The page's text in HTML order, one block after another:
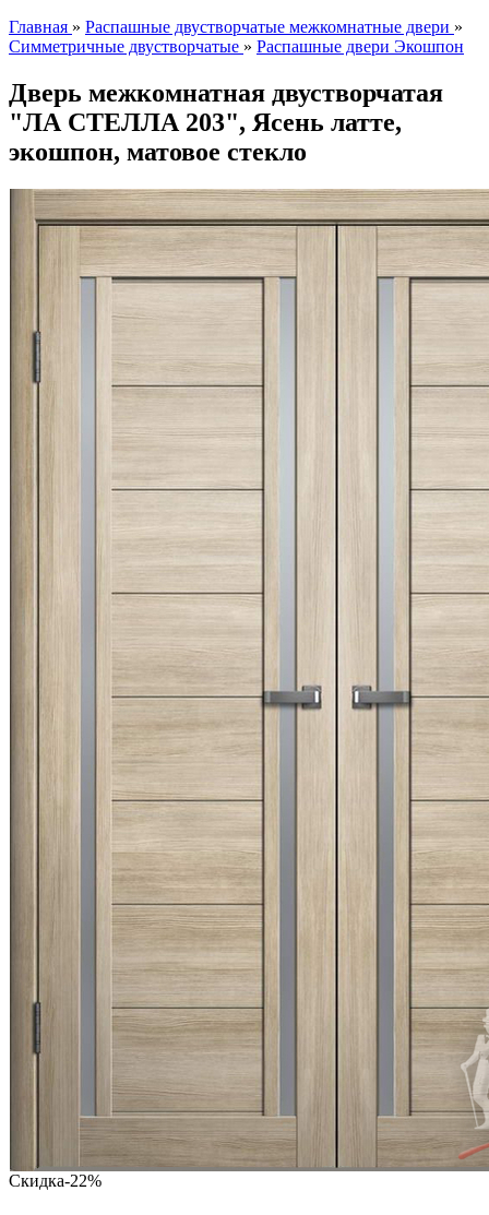
Главная » Распашные двустворчатые межкомнатные двери »
Симметричные двустворчатые » Распашные двери Экошпон
Дверь межкомнатная двустворчатая
"ЛА СТЕЛЛА 203", Ясень латте,
экошпон, матовое стекло
Скидка-22%